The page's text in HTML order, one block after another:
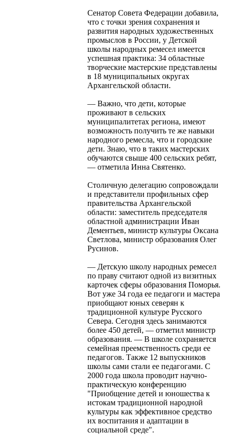
Сенатор Совета Федерации добавила,
что с точки зрения сохранения и
развития народных художественных
промыслов в России, у Детской
школы народных ремесел имеется
успешная практика: 34 областные
творческие мастерские представлены
в 18 муниципальных округах
Архангельской области.
— Важно, что дети, которые
проживают в сельских
муниципалитетах региона, имеют
возможность получить те же навыки
народного ремесла, что и городские
дети. Знаю, что в таких мастерских
обучаются свыше 400 сельских ребят,
— отметила Инна Святенко.
Столичную делегацию сопровождали
и представители профильных сфер
правительства Архангельской
области: заместитель председателя
областной администрации Иван
Дементьев, министр культуры Оксана
Светлова, министр образования Олег
Русинов.
— Детскую школу народных ремесел
по праву считают одной из визитных
карточек сферы образования Поморья.
Вот уже 34 года ее педагоги и мастера
приобщают юных северян к
традиционной культуре Русского
Севера. Сегодня здесь занимаются
более 450 детей, — отметил министр
образования. — В школе сохраняется
семейная преемственность среди ее
педагогов. Также 12 выпускников
школы сами стали ее педагогами. С
2000 года школа проводит научно-
практическую конференцию
"Приобщение детей и юношества к
истокам традиционной народной
культуры как эффективное средство
их воспитания и адаптации в
социальной среде".